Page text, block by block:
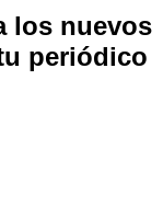
los nuevos
periódico